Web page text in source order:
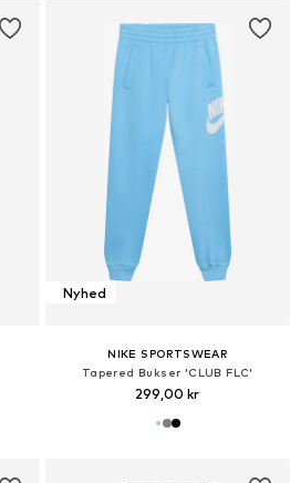
Nyhed
NIKE SPORTSWEAR
Tapered Bukser 'CLUB FLC'
299,00 kr